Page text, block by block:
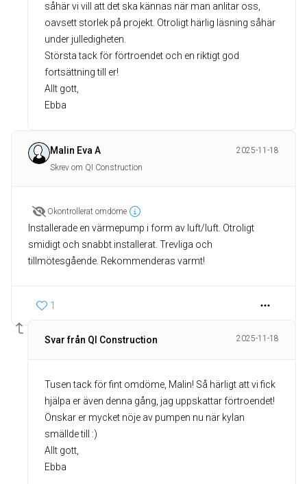
såhär vi vill att det ska kännas när man anlitar oss,
oavsett storlek på projekt. Otroligt härlig läsning såhär
under julledigheten.
Största tack för förtroendet och en riktigt god
fortsättning till er!
Allt gott,
Ebba
Malin Eva A
2025-11-18
Skrev om QI Construction
Okontrollerat omdöme
Installerade en värmepump i form av luft/luft. Otroligt
smidigt och snabbt installerat. Trevliga och
tillmötesgående. Rekommenderas varmt!
1
Svar från QI Construction 2025-11-18
Tusen tack för fint omdöme, Malin! Så härligt att vi fick
hjälpa er även denna gång, jag uppskattar förtroendet!
Önskar er mycket nöje av pumpen nu när kylan
smällde till :)
Allt gott,
Ebba